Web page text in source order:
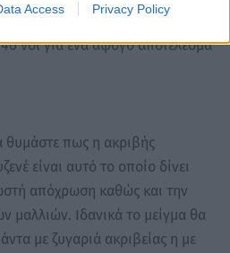
Access Privacy Policy
με το οξυζενέ της
vol για ένα άψογο αποτέλεσμα
θυμάστε πως η ακριβής
είναι αυτό το οποίο δίνει
απόχρωση καθώς και την
μαλλιών. Ιδανικά το μείγμα θα
με ζυγαριά ακριβείας η με